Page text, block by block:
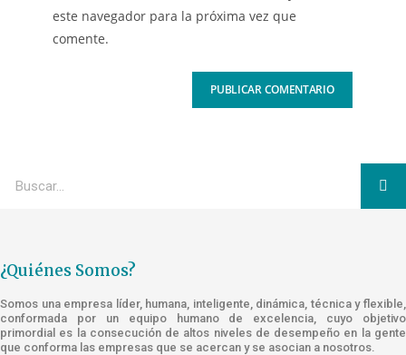
este navegador para la próxima vez que
comente.
¿Quiénes Somos?
Somos una empresa líder, humana, inteligente, dinámica, técnica y flexible,
conformada por un equipo humano de excelencia, cuyo objetivo
primordial es la consecución de altos niveles de desempeño en la gente
que conforma las empresas que se acercan y se asocian a nosotros.